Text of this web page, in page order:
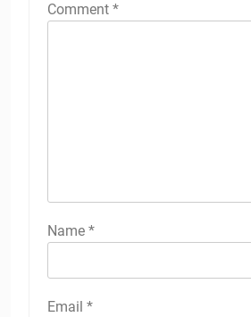
Comment *
Name *
Email *